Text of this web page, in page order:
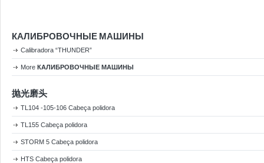
КАЛИБРОВОЧНЫЕ МАШИНЫ
Calibradora “THUNDER”
More КАЛИБРОВОЧНЫЕ МАШИНЫ
抛光磨头
TL104 -105-106 Cabeça polidora
TL155 Cabeça polidora
STORM 5 Cabeça polidora
HTS Cabeça polidora